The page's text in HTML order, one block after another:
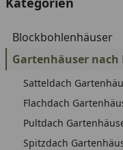
Blockbohlenhäuser
Gartenhäuser nach
Satteldach
Flachdach
Pultdach
Spitzdach